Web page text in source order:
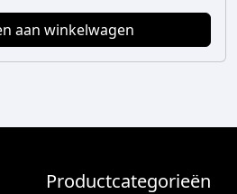
aan winkelwagen
Productcategorieën